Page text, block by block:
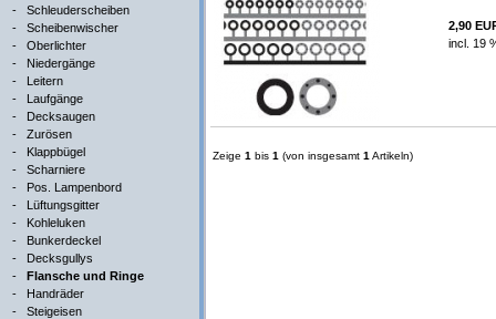
- Schleuderscheiben
- Scheibenwischer
- Oberlichter
- Niedergänge
- Leitern
- Laufgänge
- Decksaugen
- Zurösen
- Klappbügel
- Scharniere
- Pos. Lampenbord
- Lüftungsgitter
- Kohleluken
- Bunkerdeckel
- Decksgullys
- Flansche und Ringe
- Handräder
- Steigeisen
2,90
incl. 19
Zeige 1 bis 1 (von insgesamt 1 Artikeln)